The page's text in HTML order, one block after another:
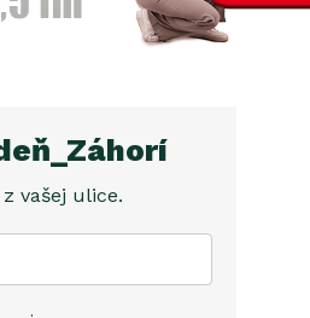
vašej ulice.